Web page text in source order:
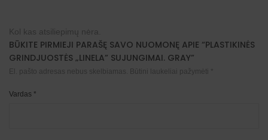
Kol kas atsiliepimų nėra.
BŪKITE PIRMIEJI PARAŠĘ SAVO NUOMONĘ APIE “PLASTIKINĖS
GRINDJUOSTĖS „LINELA” SUJUNGIMAI. GRAY”
El. pašto adresas nebus skelbiamas. Būtini laukeliai pažymėti
Vardas *